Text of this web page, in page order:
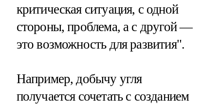
критическая ситуация, с одной
стороны, проблема, а с другой —
это возможность для развития".
Например, добычу угля
получается сочетать с созданием